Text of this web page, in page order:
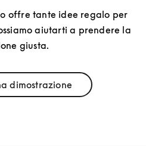
offre tante idee regalo per
aiutarti a prendere la
giusta.
dimostrazione
Link Opens in New Tab